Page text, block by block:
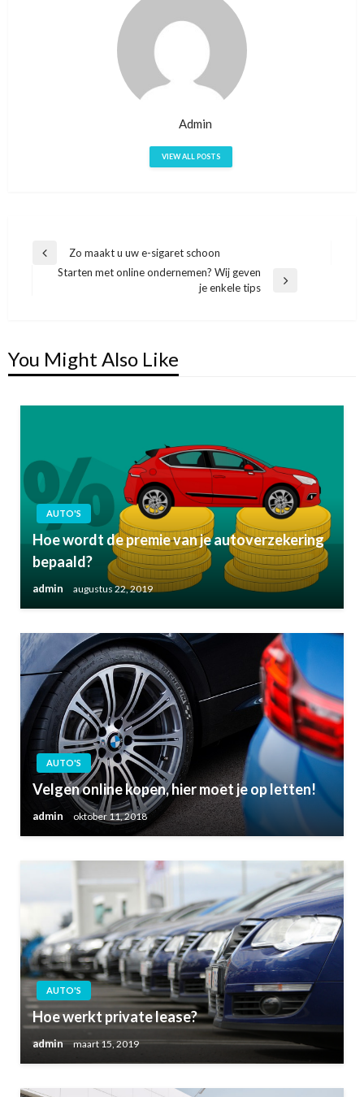
Admin
VIEW ALL POSTS
Bericht
navigatie
Previous
Zo maakt u uw e-sigaret schoon
Starten met online ondernemen? Wij geven
je enkele tips
You Might Also Like
AUTO'S
Hoe wordt de premie van je autoverzekering
bepaald?
admin augustus 22, 2019
AUTO'S
Velgen online kopen, hier moet je op letten!
admin oktober 11, 2018
AUTO'S
Hoe werkt private lease?
admin maart 15, 2019